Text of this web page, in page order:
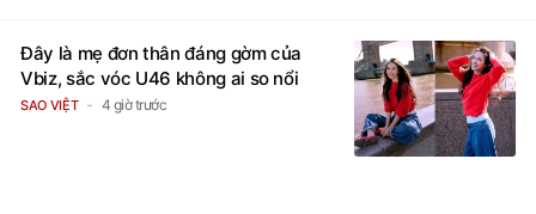
Đây là mẹ đơn thân đáng gờm của
Vbiz, sắc vóc U46 không ai so nổi
SAO VIỆT 4 giờ trước